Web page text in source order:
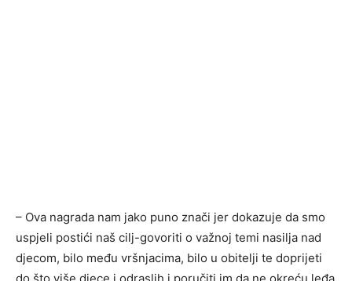
– Ova nagrada nam jako puno znači jer dokazuje da smo
uspjeli postići naš cilj-govoriti o važnoj temi nasilja nad
djecom, bilo među vršnjacima, bilo u obitelji te doprijeti